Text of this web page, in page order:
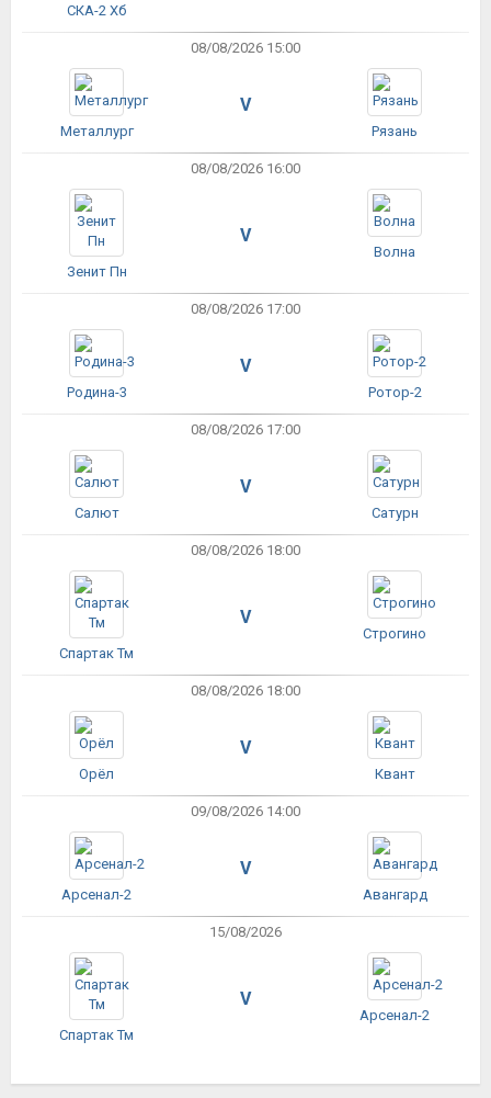
СКА-2 Хб
08/08/2026 15:00
Металлург
V
Рязань
08/08/2026 16:00
Зенит Пн
V
Волна
08/08/2026 17:00
Родина-3
V
Ротор-2
08/08/2026 17:00
Салют
V
Сатурн
08/08/2026 18:00
Спартак Тм
V
Строгино
08/08/2026 18:00
Орёл
V
Квант
09/08/2026 14:00
Арсенал-2
V
Авангард
15/08/2026
Спартак Тм
V
Арсенал-2